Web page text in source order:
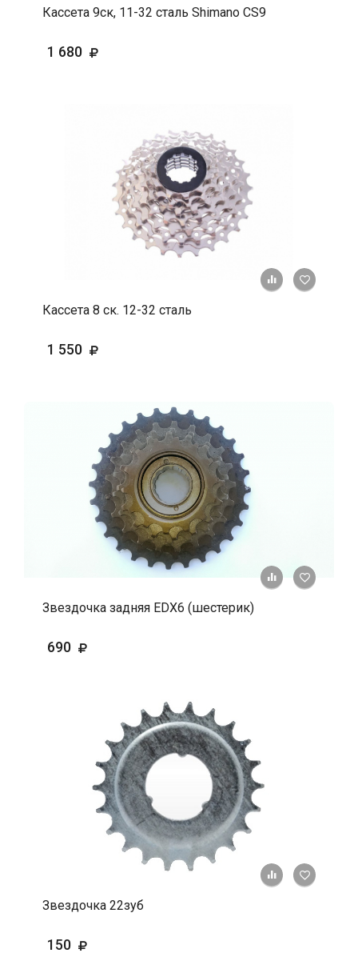
Кассета 9ск, 11-32 сталь Shimano CS9
1 680
+ К
Кассета 8 ск. 12-32 сталь
1 550
+ К
Звездочка задняя EDX6 (шестерик)
690
+ К
Звездочка 22зуб
150